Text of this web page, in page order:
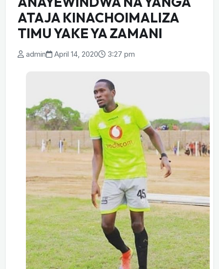
ATAJA KINACHOIMALIZA
TIMU YAKE YA ZAMANI
admin April 14, 2020 3:27 pm